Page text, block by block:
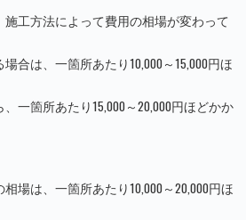
工方法によって費用の相場が変わって
合は、一箇所あたり10,000～15,000円ほ
一箇所あたり15,000～20,000円ほどかか
場は、一箇所あたり10,000～20,000円ほ